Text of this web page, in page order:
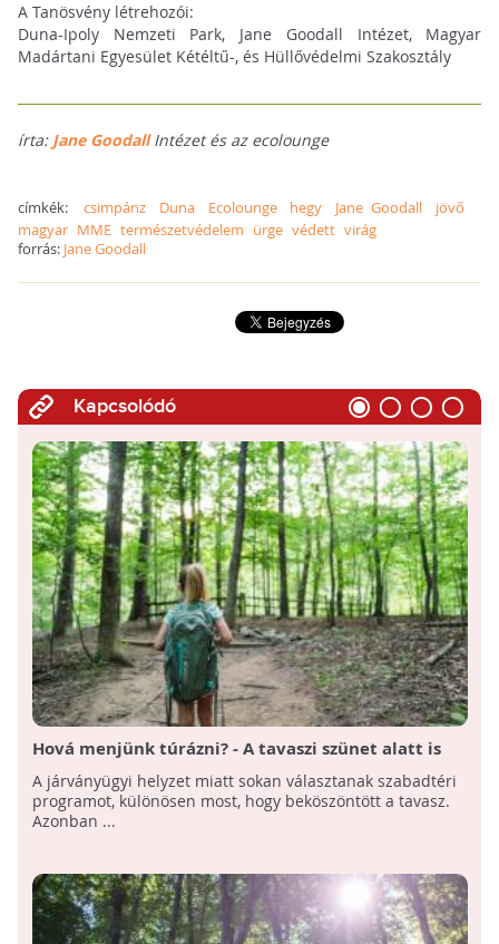
A Tanösvény létrehozói:
Duna-Ipoly Nemzeti Park, Jane Goodall Intézet, Magyar
Madártani Egyesület Kétéltű-, és Hüllővédelmi Szakosztály
írta: Jane GoodallIntézet és az ecolounge
címkék: csimpánz Duna Ecolounge hegy Jane Goodall
jövő
magyar MME természetvédelem ürge védett virág
forrás: Jane Goodall
Kapcsolódó
Hová menjünk túrázni? - A tavaszi szünet alatt is
nyitva tartanak a tanösvények és arborétumok
A járványügyi helyzet miatt sokan választanak szabadtéri
programot, különösen most, hogy beköszöntött a tavasz.
Azonban ...